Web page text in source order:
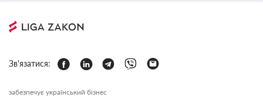
Зв'язатися:
забезпечує український бізнес